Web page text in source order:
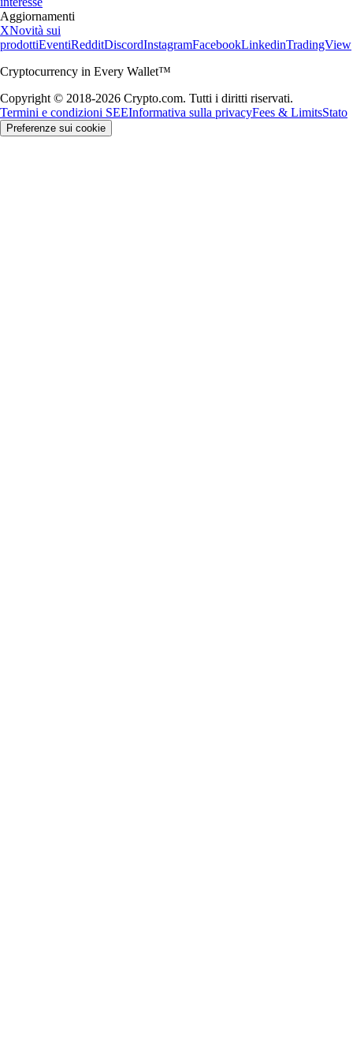
Aggiornamenti
XNovità sui
prodottiEventiRedditDiscordInstagramFacebookLinkedinTradingView
Cryptocurrency in Every Wallet™
Copyright © 2018-2026 Crypto.com. Tutti i diritti riservati.
Termini e condizioni SEEInformativa sulla privacyFees & LimitsStato
Preferenze sui cookie